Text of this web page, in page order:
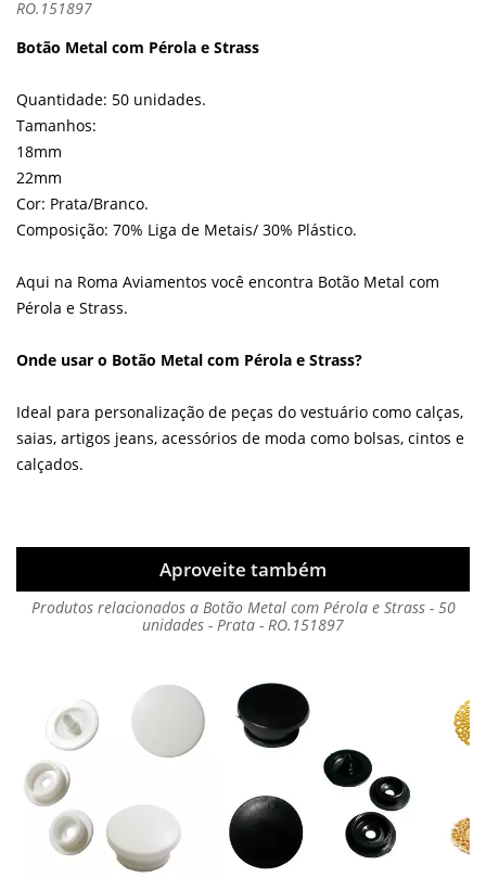
RO.151897
Botão Metal com Pérola e Strass
Quantidade: 50 unidades.
Tamanhos:
18mm
22mm
Cor: Prata/Branco.
Composição: 70% Liga de Metais/ 30% Plástico.
Aqui na Roma Aviamentos você encontra Botão Metal com
Pérola e Strass.
Onde usar o Botão Metal com Pérola e Strass?
Ideal para personalização de peças do vestuário como calças,
saias, artigos jeans, acessórios de moda como bolsas, cintos e
calçados.
Aproveite também
Produtos relacionados a Botão Metal com Pérola e Strass - 50
unidades - Prata - RO.151897